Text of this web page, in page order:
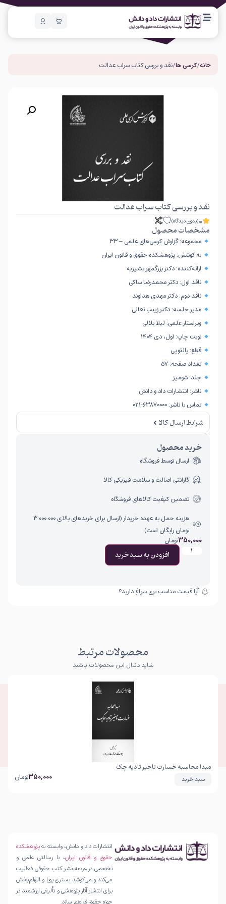
خانه/کرسی ها/ نقد و بررسی کتاب سراب عدالت
نقد و بررسی کتاب سراب عدالت
0(بدون دیدگاه)
مشخصات محصول
مجموعه: گزارش کرسی‌های علمی – ۳۳
به کوشش: پژوهشکده حقوق و قانون ایران
ارائه‌کننده: دکتر بزرگمهر بشیریه
ناقد اول: دکتر محمدرضا ساکی
ناقد دوم: دکتر مهدی هداوند
مدیر جلسه: دکتر زینب تعالی
ویراستار علمی: لیلا بلالی
نوبت چاپ: اول، دی ۱۴۰۴
قطع: پالتویی
تعداد صفحه: ۵۷
جلد: شومیز
ناشر: انتشارات داد و دانش
تماس با ناشر: ۶۳۸۷۰۰۰۰-۰۲۱
شرایط ارسال کالا
خرید محصول
ارسال توسط فروشگاه
گارانتی اصالت و سلامت فیزیکی کالا
تضمین کیفیت کالاهای فروشگاه
هزینه حمل به عهده خریدار (ارسال برای خریدهای بالای ۳.۰۰۰.۰۰۰
تومان رایگان است)
350,000تومان
افزودن به سبد خرید
آیا قیمت مناسب تری سراغ دارید؟
محصولات مرتبط
شاید دنبال این محصولات باشید
مبدا محاسبه خسارت تاخیر تادیه چک
سبد خرید 350,000تومان
انتشارات داد و دانش، وابسته بهپژوهشکده
حقوق و قانون ایران، با رسالتی علمی و
تخصصی در عرصه نشر کتب حقوقی فعالیت
می‌کند و می‌کوشد بستری پویا و الهام‌بخش
برای انتشار آثار پژوهشی و تألیفی ارزشمند در
حوزه حقوق فراهم سازد.